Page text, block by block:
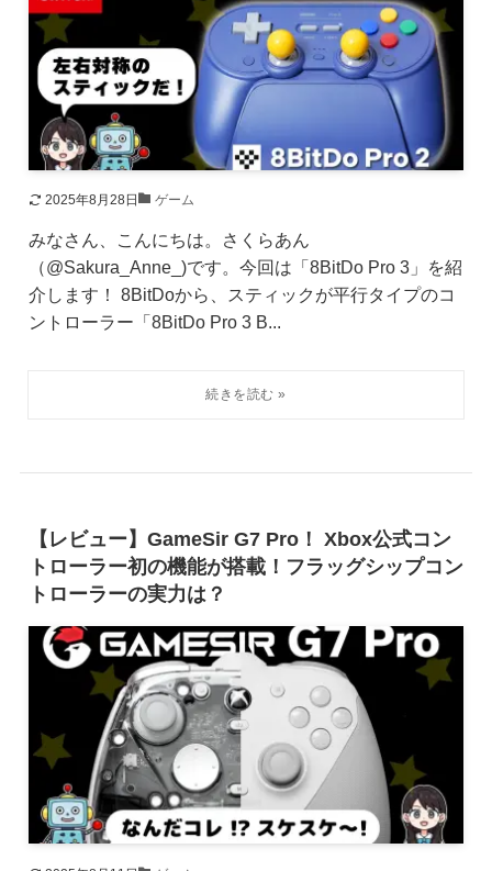
2025年8月28日 ゲーム
みなさん、こんにちは。さくらあん
（@Sakura_Anne_)です。今回は「8BitDo Pro 3」を紹
介します！ 8BitDoから、スティックが平行タイプのコ
ントローラー「8BitDo Pro 3 B...
【レビュー】GameSir G7 Pro！ Xbox公式コン
トローラー初の機能が搭載！フラッグシップコン
トローラーの実力は？